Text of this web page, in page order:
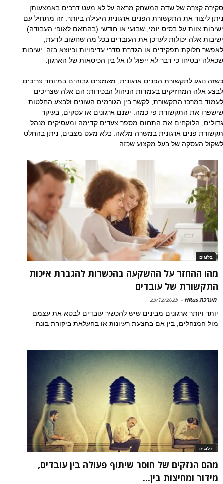
סקירה קצרה של שדה המשחק מראה על לא מעט דרכים באמצעותן
ניתן ליצור את התקשורת הפנים ארגונית היעילה ביותר. זה מתחיל עם
ישיבות צוות על בסיס יומי, שבועי או חודשי (בהתאם לאופי העבודה):
ישיבות אלה יכולות לעדכן את העובדים בכל מה שחשוב לדעת,
לאפשר חלוקת תפקידים או הגדרת סדרי עדיפויות וכיוצא בזה. ישיבות
שכאלה יבטיחו כי דבר לא ייפול לו אל בין הכיסאות של הארגון.
כשזה נוגע לתקשורת הפנים ארגונית, מאמצים גבוהים במיוחד צריכים
לבצע אלה המחזיקים בעמדות הניהול הבכירות: הם אלה שצריכים
לעמוד במרכז התקשורת, לקשר בין הגורמים השונים ולבצע החלטות
שישפרו את התקשורת פי כמה. ישנם ארגונים או עסקים, בעיקר
גדולים, הלוקחים את התחום מספר צעדים קדימה ומעסיקים מנהל
תקשורת פנים ארגונית במשרה מלאה. בלא מעט מצבים, ניתן בהחלט
לשקול העסקה של בעל מקצוע שכזה.
בלוגים
מהו ההחזר על ההשקעה בהכשרות להגברת איכות
התקשורת של עובדים
מערכת HRus -
23/12/2025
יותר ויותר ארגונים מבינים שיש להכשיר עובדים לבטא את עצמם
מול המנהלים, בין אם בהצעת רעיונות או בהעלאת ביקורת בונה
בלוגים
מהם הנזקים של חוסר שיתוף פעולה בין עובדים,
מידור ומחיצות בין...